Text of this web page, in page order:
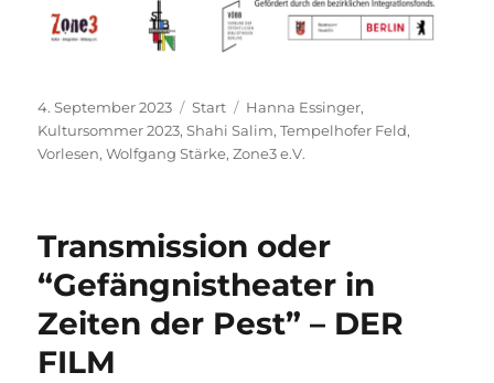
Veröffentlicht
am
4. September 2023 Kategorien
Start Schlagwörter
Hanna Essinger,
Kultursommer 2023,Shahi Salim,Tempelhofer Feld,
Vorlesen,Wolfgang Stärke,Zone3 e.V.
Transmission oder
“Gefängnistheater in
Zeiten der Pest” – DER
FILM